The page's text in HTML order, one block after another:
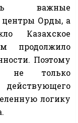
важные
центры Орды, а
Казахское
продолжило
Поэтому
не только
логику